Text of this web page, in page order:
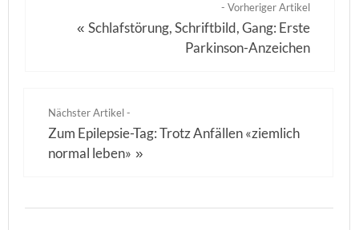
- Vorheriger Artikel
«Schlafstörung, Schriftbild, Gang: Erste
Parkinson-Anzeichen
Nächster Artikel -
Zum Epilepsie-Tag: Trotz Anfällen «ziemlich
normal leben» »